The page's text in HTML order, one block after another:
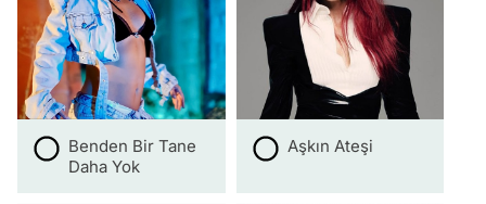
Benden Bir Tane
Daha Yok
Aşkın Ateşi